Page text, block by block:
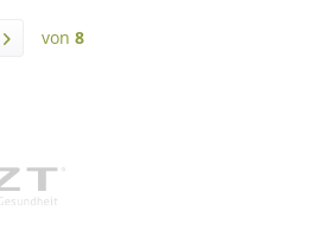
von 8